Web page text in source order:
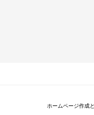
ホームページ作成